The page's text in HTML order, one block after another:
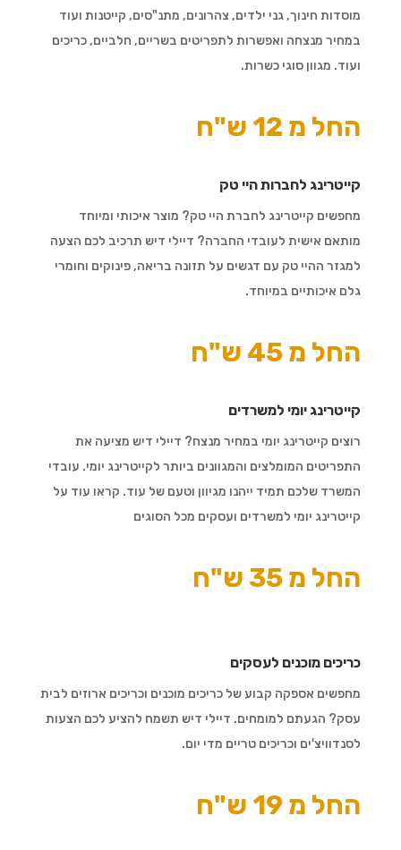
מוסדות חינוך, גני ילדים, צהרונים, מתנ"סים, קייטנות ועוד
במחיר מנצחה ואפשרות לתפריטים בשריים, חלביים, כריכים
ועוד. מגוון סוגי כשרות.
החל מ 12 ש"ח
קייטרינג לחברות היי טק
מחפשים קייטרינג לחברת היי טק? מוצר איכותי ומיוחד
מותאם אישית לעובדי החברה? דיילי דיש תרכיב לכם הצעה
למגזר ההיי טק עם דגשים על תזונה בריאה, פינוקים וחומרי
גלם איכותיים במיוחד.
החל מ 45 ש"ח
קייטרינג יומי למשרדים
רוצים קייטרינג יומי במחיר מנצח? דיילי דיש מציעה את
התפריטים המומלצים והמגוונים ביותר לקייטרינג יומי. עובדי
המשרד שלכם תמיד ייהנו מגיוון וטעם של עוד. קראו עוד על
קייטרינג יומי למשרדים ועסקים מכל הסוגים
החל מ 35 ש"ח
כריכים מוכנים לעסקים
מחפשים אספקה קבוע של כריכים מוכנים וכריכים ארוזים לבית
עסק? הגעתם למומחים. דיילי דיש תשמח להציע לכם הצעות
לסנדוויצ'ים וכריכים טריים מדי יום.
החל מ 19 ש"ח